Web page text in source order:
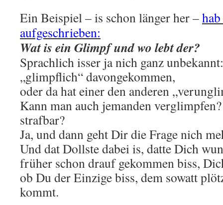
Ein Beispiel – is schon länger her –
aufgeschrieben:
Wat is ein Glimpf und wo lebt der?
Sprachlich isser ja nich ganz
„glimpflich“ davongekommen,
oder da hat einer den anderen
Kann man auch jemanden
strafbar?
Ja, und dann geht Dir die Frage nich
Und dat Dollste dabei is, datte Dich
früher schon drauf gekommen biss,
ob Du der Einzige biss, dem sowatt
kommt.